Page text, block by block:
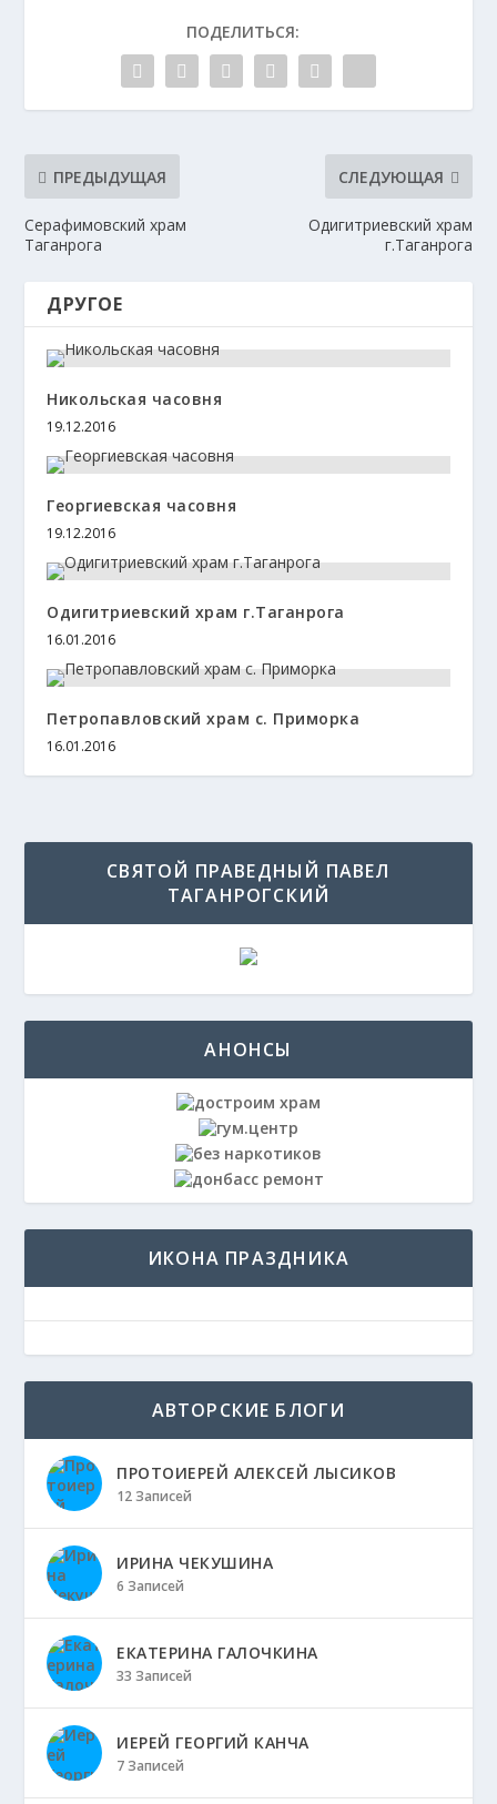
ПОДЕЛИТЬСЯ:
ПРЕДЫДУЩАЯ
Серафимовский храм
Таганрога
СЛЕДУЮЩАЯ
Одигитриевский храм
г.Таганрога
ДРУГОЕ
Никольская часовня
19.12.2016
Георгиевская часовня
19.12.2016
Одигитриевский храм г.Таганрога
16.01.2016
Петропавловский храм с. Приморка
16.01.2016
СВЯТОЙ ПРАВЕДНЫЙ ПАВЕЛ
ТАГАНРОГСКИЙ
АНОНСЫ
ИКОНА ПРАЗДНИКА
АВТОРСКИЕ БЛОГИ
ПРОТОИЕРЕЙ АЛЕКСЕЙ ЛЫСИКОВ
12 Записей
ИРИНА ЧЕКУШИНА
6 Записей
ЕКАТЕРИНА ГАЛОЧКИНА
33 Записей
ИЕРЕЙ ГЕОРГИЙ КАНЧА
7 Записей